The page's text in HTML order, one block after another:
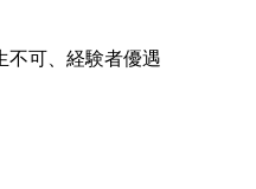
不可、経験者優遇